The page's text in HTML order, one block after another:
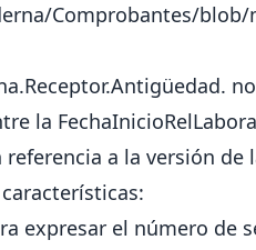
Comprobantes/blob/
la
a la versión
expresar el número de